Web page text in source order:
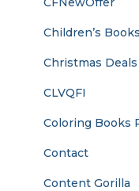
Children’s
Christmas
CLVQFI
Coloring Books
Contact
Content Gorilla